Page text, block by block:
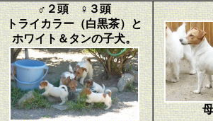
♂２頭 ♀３頭
トライカラー（白黒茶）と
ホワイト＆タンの子犬。